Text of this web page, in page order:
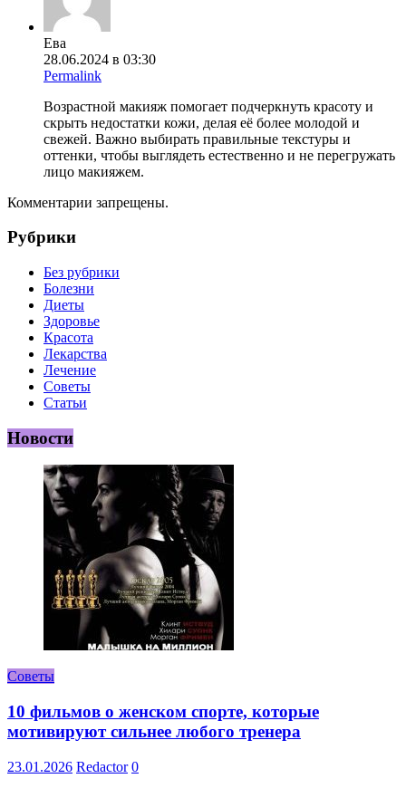
Ева
28.06.2024 в 03:30
Permalink
Возрастной макияж помогает подчеркнуть красоту и
скрыть недостатки кожи, делая её более молодой и
свежей. Важно выбирать правильные текстуры и
оттенки, чтобы выглядеть естественно и не перегружать
лицо макияжем.
Комментарии запрещены.
Рубрики
Без рубрики
Болезни
Диеты
Здоровье
Красота
Лекарства
Лечение
Советы
Статьи
Новости
Советы
10 фильмов о женском спорте, которые
мотивируют сильнее любого тренера
23.01.2026 Redactor 0